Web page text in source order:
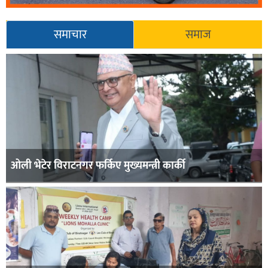
समाचार समाज
ओली भेटेर विराटनगर फर्किए मुख्यमन्त्री कार्की